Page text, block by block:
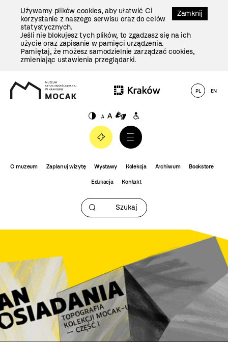
Zamknij
Używamy plików cookies, aby ułatwić Ci
korzystanie z naszego serwisu oraz do celów
statystycznych.
Jeśli nie blokujesz tych plików, to zgadzasz się na ich
użycie oraz zapisanie w pamięci urządzenia.
Pamiętaj, że możesz samodzielnie zarządzać cookies,
zmieniając ustawienia przeglądarki.
(otwiera
PL EN
O muzeum Zaplanuj wizytę Wystawy Kolekcja Archiwum Bookstore
Edukacja Kontakt